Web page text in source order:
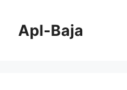
contentApl-Baja